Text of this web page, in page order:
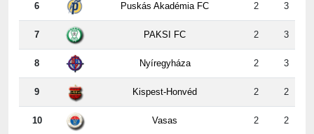
7 PAKSI FC 2 3
8 Nyíregyháza 2 3
9 Kispest-Honvéd 2 2
10 Vasas 2 2
11 Ferencvárosi TC 2 1